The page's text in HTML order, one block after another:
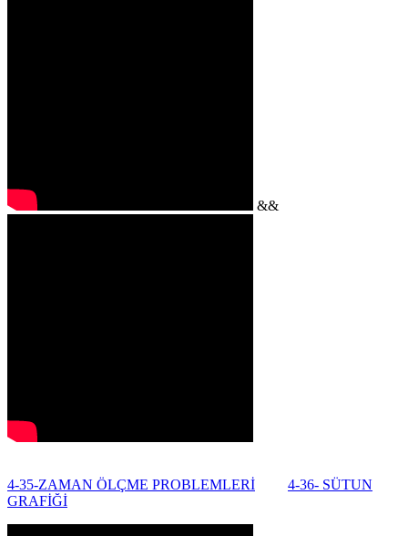
&&
4-35-ZAMAN ÖLÇME PROBLEMLERİ
4-36- SÜTUN
GRAFİĞİ